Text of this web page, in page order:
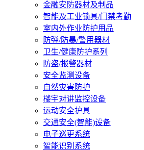
金融安防器材及制品
智能及工业锁具/门禁考勤
室内外作业防护用品
防弹/防暴/警用器材
卫生/健康防护系列
防盗/报警器材
安全监测设备
自然灾害防护
楼宇对讲监控设备
运动安全护具
交通安全(智能)设备
电子巡更系统
智能识别系统